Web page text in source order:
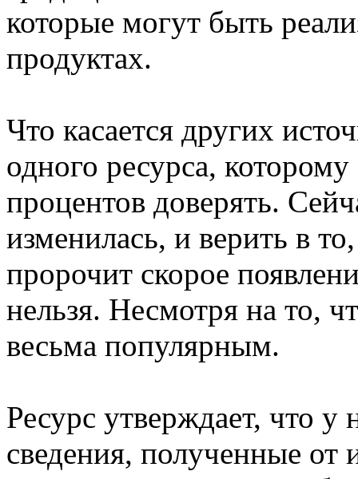
которые могут быть
продуктах.
Что касается других
одного ресурса,
процентов доверять.
изменилась, и верить в
пророчит скорое
нельзя. Несмотря на то,
весьма популярным.
Ресурс утверждает, что у
сведения, полученные